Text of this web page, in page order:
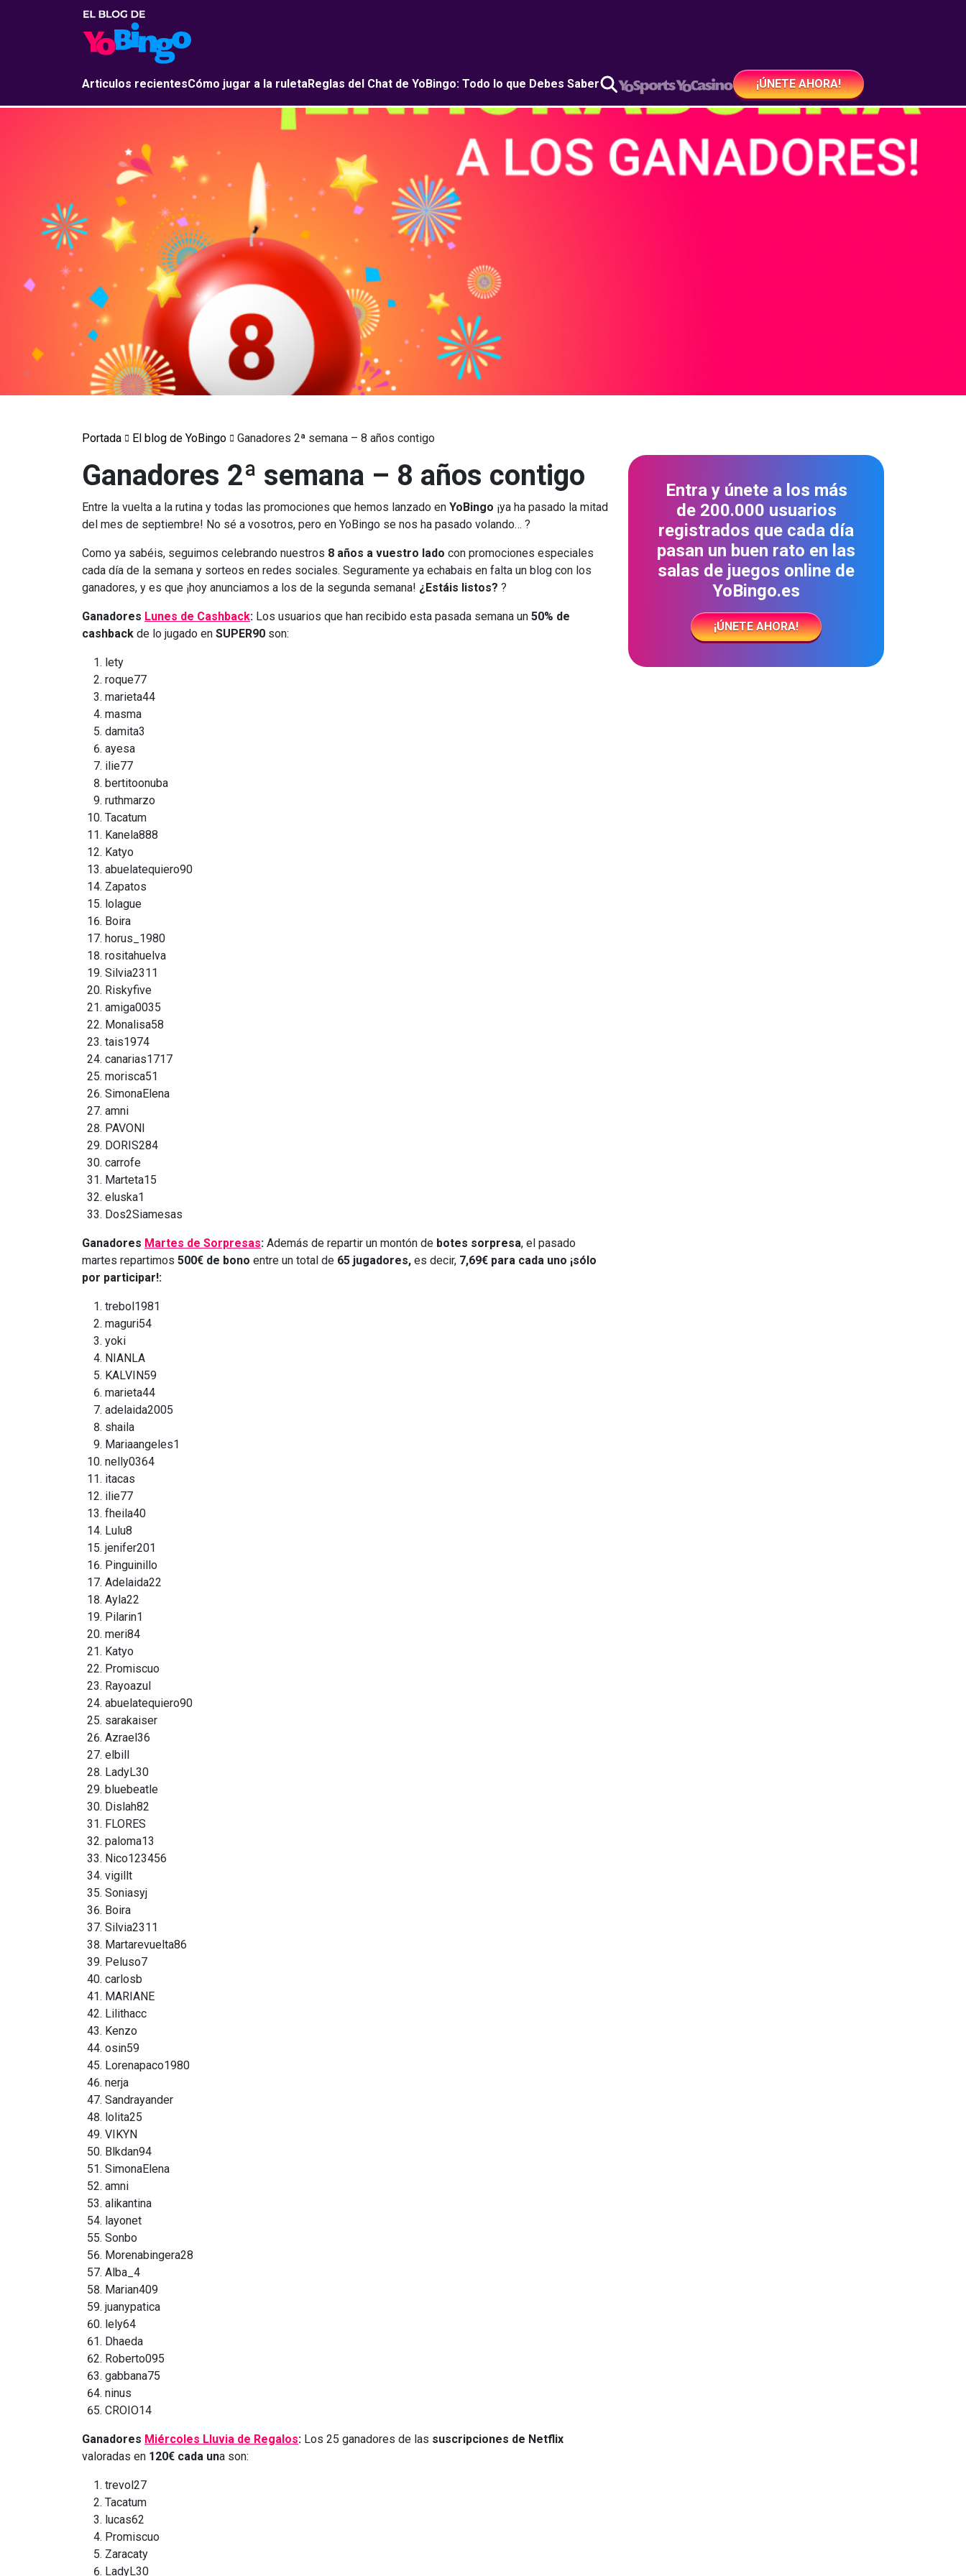
Articulos recientesCómo jugar a la ruletaReglas del Chat de YoBingo: Todo lo que Debes Saber ¡ÚNETE AHORA!
Portada El blog de YoBingo Ganadores 2ª semana – 8 años contigo
Ganadores 2ª semana – 8 años contigo
Entre la vuelta a la rutina y todas las promociones que hemos lanzado en YoBingo ¡ya ha pasado la mitad
del mes de septiembre! No sé a vosotros, pero en YoBingo se nos ha pasado volando… ?
Como ya sabéis, seguimos celebrando nuestros 8 años a vuestro lado con promociones especiales
cada día de la semana y sorteos en redes sociales. Seguramente ya echabais en falta un blog con los
ganadores, y es que ¡hoy anunciamos a los de la segunda semana! ¿Estáis listos? ?
Ganadores Lunes de Cashback: Los usuarios que han recibido esta pasada semana un 50% de
cashback de lo jugado en SUPER90 son:
lety
roque77
marieta44
masma
damita3
ayesa
ilie77
bertitoonuba
ruthmarzo
Tacatum
Kanela888
Katyo
abuelatequiero90
Zapatos
lolague
Boira
horus_1980
rositahuelva
Silvia2311
Riskyfive
amiga0035
Monalisa58
tais1974
canarias1717
morisca51
SimonaElena
amni
PAVONI
DORIS284
carrofe
Marteta15
eluska1
Dos2Siamesas
Ganadores Martes de Sorpresas: Además de repartir un montón de botes sorpresa, el pasado
martes repartimos 500€ de bono entre un total de 65 jugadores, es decir, 7,69€ para cada uno ¡sólo
por participar!:
trebol1981
maguri54
yoki
NIANLA
KALVIN59
marieta44
adelaida2005
shaila
Mariaangeles1
nelly0364
itacas
ilie77
fheila40
Lulu8
jenifer201
Pinguinillo
Adelaida22
Ayla22
Pilarin1
meri84
Katyo
Promiscuo
Rayoazul
abuelatequiero90
sarakaiser
Azrael36
elbill
LadyL30
bluebeatle
Dislah82
FLORES
paloma13
Nico123456
vigillt
Soniasyj
Boira
Silvia2311
Martarevuelta86
Peluso7
carlosb
MARIANE
Lilithacc
Kenzo
osin59
Lorenapaco1980
nerja
Sandrayander
lolita25
VIKYN
Blkdan94
SimonaElena
amni
alikantina
layonet
Sonbo
Morenabingera28
Alba_4
Marian409
juanypatica
lely64
Dhaeda
Roberto095
gabbana75
ninus
CROIO14
Ganadores Miércoles Lluvia de Regalos: Los 25 ganadores de las suscripciones de Netflix
valoradas en 120€ cada una son:
trevol27
Tacatum
lucas62
Promiscuo
Zaracaty
LadyL30
Entra y únete a los más
de 200.000 usuarios
registrados que cada día
pasan un buen rato en las
salas de juegos online de
YoBingo.es
¡ÚNETE AHORA!